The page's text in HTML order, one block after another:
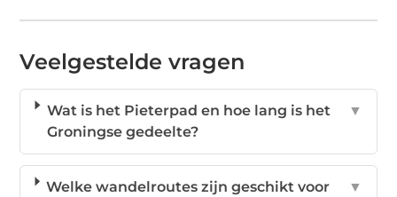
Veelgestelde vragen
Wat is het Pieterpad en hoe lang is het
Groningse gedeelte?
▼
Welke wandelroutes zijn geschikt voor
▼